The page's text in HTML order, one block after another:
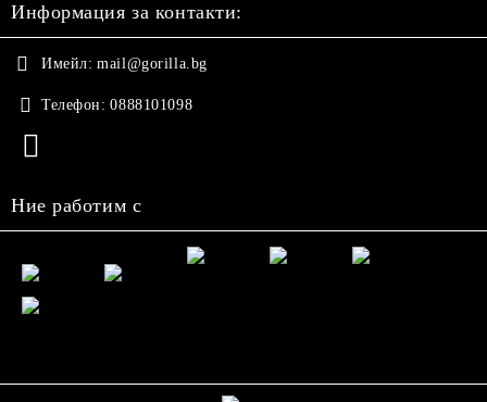
Информация за контакти:
Имейл: mail@gorilla.bg
Телефон: 0888101098
Ние работим с